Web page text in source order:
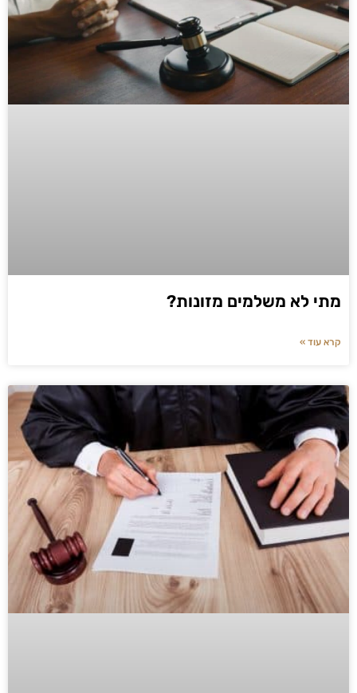
מתי לא משלמים מזונות?
קרא עוד »